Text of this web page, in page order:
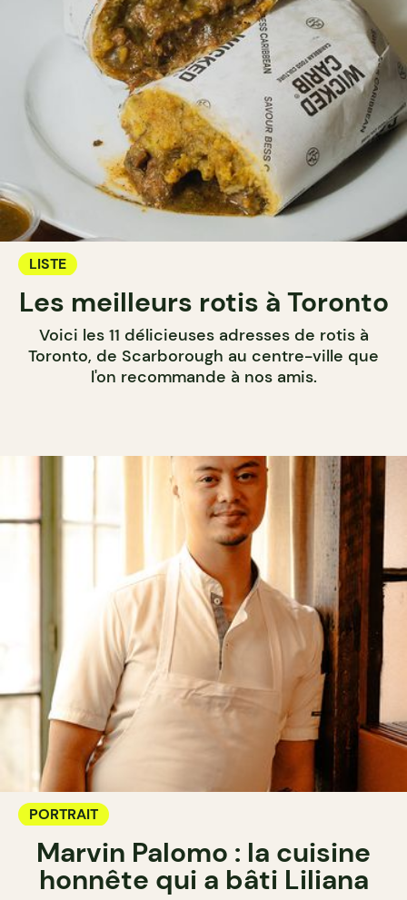
LISTE
Les meilleurs rotis à Toronto
Voici les 11 délicieuses adresses de rotis à
Toronto, de Scarborough au centre-ville que
l'on recommande à nos amis.
PORTRAIT
Marvin Palomo : la cuisine
honnête qui a bâti Liliana